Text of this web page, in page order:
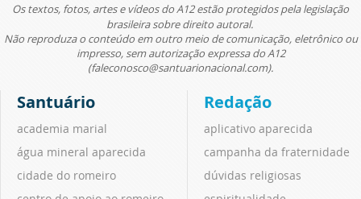
Os textos, fotos, artes e vídeos do A12 estão protegidos pela legislação
brasileira sobre direito autoral.
Não reproduza o conteúdo em outro meio de comunicação, eletrônico ou
impresso, sem autorização expressa do A12
(faleconosco@santuarionacional.com).
Santuário
academia marial
água mineral aparecida
cidade do romeiro
Redação
aplicativo aparecida
campanha da fraternidade
dúvidas religiosas